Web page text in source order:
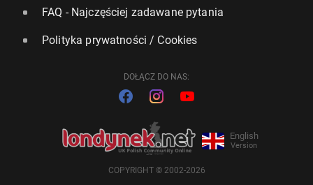
FAQ - Najczęściej zadawane pytania
Polityka prywatności / Cookies
DOŁĄCZ DO NAS:
English
Version
COPYRIGHT © 2002-2026